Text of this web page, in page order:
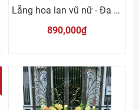
Lẵng hoa lan vũ nữ - Đa sắc
890,000₫